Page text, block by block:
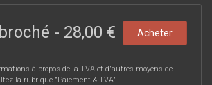
- 28,00 € Acheter
à propos de la TVA et d'autres moyens de
la rubrique "Paiement & TVA".